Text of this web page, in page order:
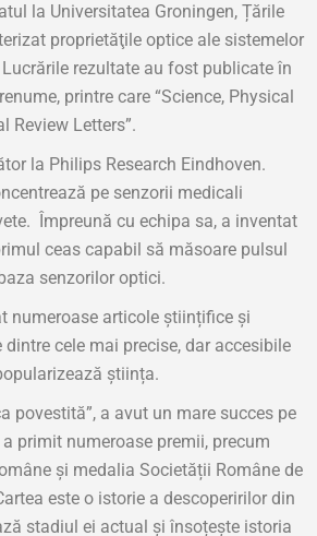
la Universitatea Groningen, Țările
proprietăţile optice ale sistemelor
rezultate au fost publicate în
printre care “Science, Physical
Review Letters”.
la Philips Research Eindhoven.
pe senzorii medicali
Împreună cu echipa sa, a inventat
ceas capabil să măsoare pulsul
senzorilor optici.
numeroase articole științifice și
dintre cele mai precise, dar accesibile
știința.
povestită”, a avut un mare succes pe
primit numeroase premii, precum
și medalia Societății Române de
este o istorie a descoperirilor din
stadiul ei actual și însoțește istoria